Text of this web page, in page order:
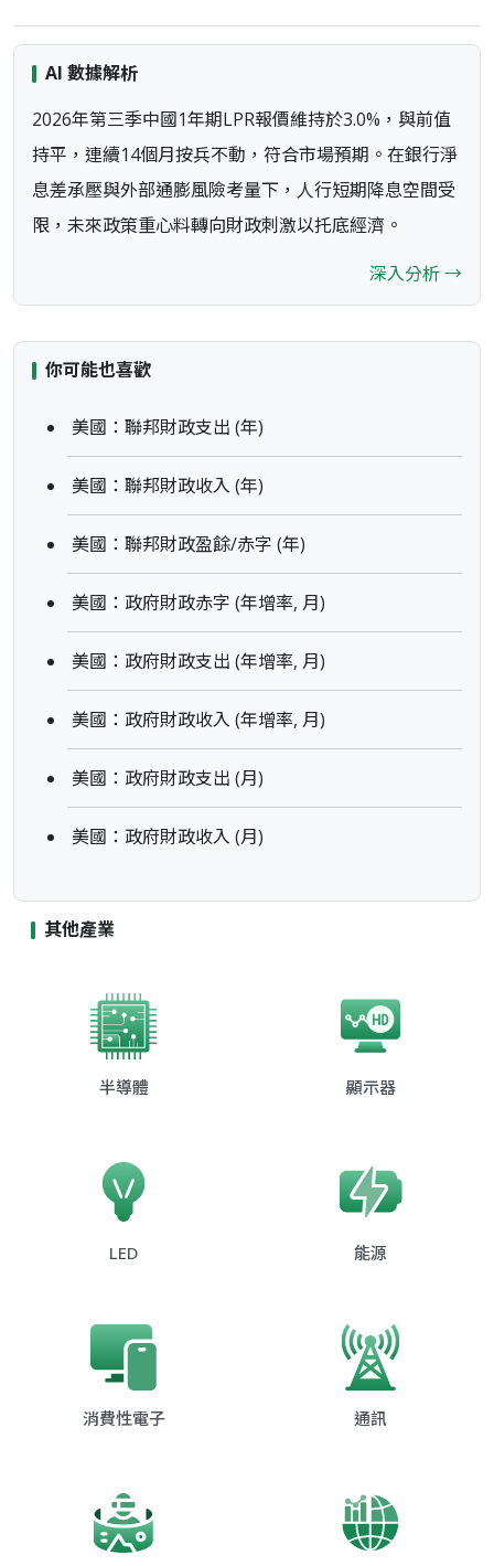
AI 數據解析
2026年第三季中國1年期LPR報價維持於3.0%，與前值
持平，連續14個月按兵不動，符合市場預期。在銀行淨
息差承壓與外部通膨風險考量下，人行短期降息空間受
限，未來政策重心料轉向財政刺激以托底經濟。
深入分析 →
你可能也喜歡
美國：聯邦財政支出 (年)
美國：聯邦財政收入 (年)
美國：聯邦財政盈餘/赤字 (年)
美國：政府財政赤字 (年增率, 月)
美國：政府財政支出 (年增率, 月)
美國：政府財政收入 (年增率, 月)
美國：政府財政支出 (月)
美國：政府財政收入 (月)
其他產業
半導體 顯示器
LED 能源
消費性電子 通訊